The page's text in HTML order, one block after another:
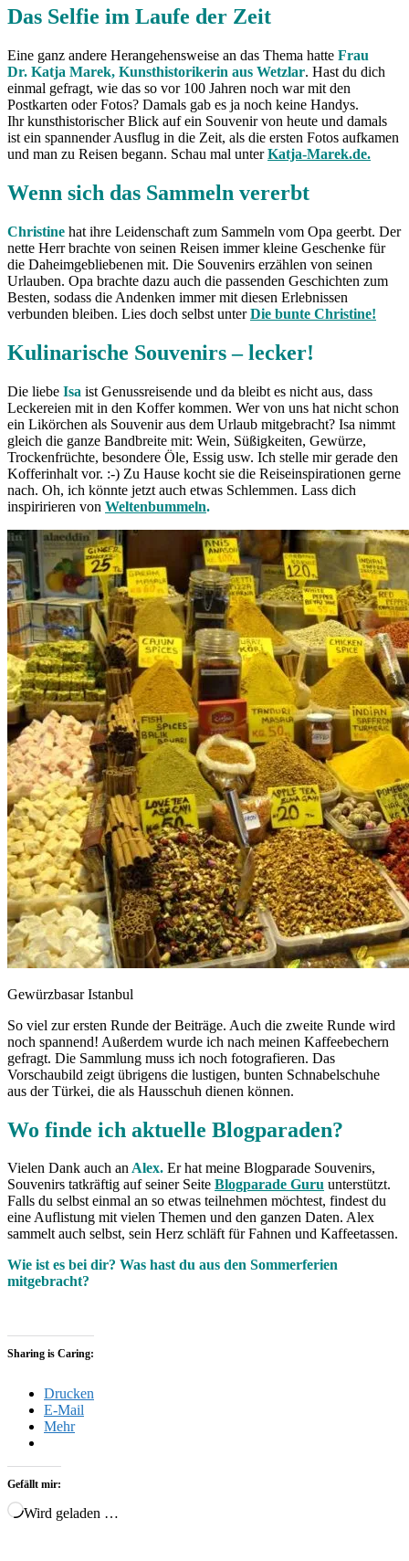
Das Selfie im Laufe der Zeit
Eine ganz andere Herangehensweise an das Thema hatte Frau
Dr. Katja Marek, Kunsthistorikerin aus Wetzlar. Hast du dich
einmal gefragt, wie das so vor 100 Jahren noch war mit den
Postkarten oder Fotos? Damals gab es ja noch keine Handys.
Ihr kunsthistorischer Blick auf ein Souvenir von heute und damals
ist ein spannender Ausflug in die Zeit, als die ersten Fotos aufkamen
und man zu Reisen begann. Schau mal unterKatja-Marek.de.
Wenn sich das Sammeln vererbt
Christine hat ihre Leidenschaft zum Sammeln vom Opa geerbt. Der
nette Herr brachte von seinen Reisen immer kleine Geschenke für
die Daheimgebliebenen mit. Die Souvenirs erzählen von seinen
Urlauben. Opa brachte dazu auch die passenden Geschichten zum
Besten, sodass die Andenken immer mit diesen Erlebnissen
verbunden bleiben. Lies doch selbst unterDie bunte Christine!
Kulinarische Souvenirs – lecker!
Die liebe Isa ist Genussreisende und da bleibt es nicht aus, dass
Leckereien mit in den Koffer kommen. Wer von uns hat nicht schon
ein Likörchen als Souvenir aus dem Urlaub mitgebracht? Isa nimmt
gleich die ganze Bandbreite mit: Wein, Süßigkeiten, Gewürze,
Trockenfrüchte, besondere Öle, Essig usw. Ich stelle mir gerade den
Kofferinhalt vor. :-) Zu Hause kocht sie die Reiseinspirationen gerne
nach. Oh, ich könnte jetzt auch etwas Schlemmen. Lass dich
inspiririeren von Weltenbummeln.
Gewürzbasar Istanbul
So viel zur ersten Runde der Beiträge. Auch die zweite Runde wird
noch spannend! Außerdem wurde ich nach meinen Kaffeebechern
gefragt. Die Sammlung muss ich noch fotografieren. Das
Vorschaubild zeigt übrigens die lustigen, bunten Schnabelschuhe
aus der Türkei, die als Hausschuh dienen können.
Wo finde ich aktuelle Blogparaden?
Vielen Dank auch anAlex. Er hat meine Blogparade Souvenirs,
Souvenirs tatkräftig auf seiner Seite Blogparade Guru unterstützt.
Falls du selbst einmal an so etwas teilnehmen möchtest, findest du
eine Auflistung mit vielen Themen und den ganzen Daten. Alex
sammelt auch selbst, sein Herz schläft für Fahnen und Kaffeetassen.
Wie ist es bei dir? Was hast du aus den Sommerferien
mitgebracht?
Sharing is Caring:
Drucken
E-Mail
Mehr
Gefällt mir:
Wird geladen …